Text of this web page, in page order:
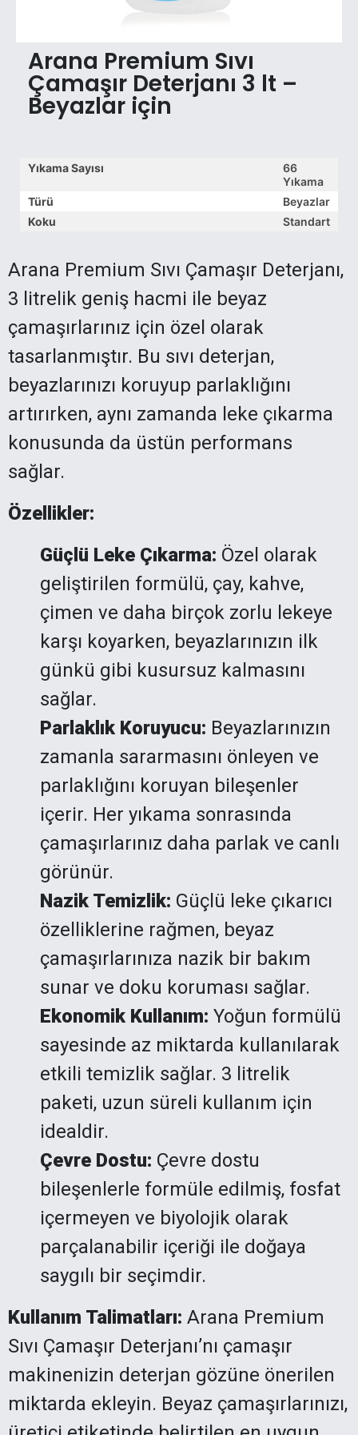
Arana Premium Sıvı
Çamaşır Deterjanı 3 lt –
Beyazlar için
Yıkama Sayısı
66
Yıkama
Türü
Beyazlar
Koku
Standart
Arana Premium Sıvı Çamaşır Deterjanı,
3 litrelik geniş hacmi ile beyaz
çamaşırlarınız için özel olarak
tasarlanmıştır. Bu sıvı deterjan,
beyazlarınızı koruyup parlaklığını
artırırken, aynı zamanda leke çıkarma
konusunda da üstün performans
sağlar.
Özellikler:
Güçlü Leke Çıkarma: Özel olarak
geliştirilen formülü, çay, kahve,
çimen ve daha birçok zorlu lekeye
karşı koyarken, beyazlarınızın ilk
günkü gibi kusursuz kalmasını
sağlar.
Parlaklık Koruyucu: Beyazlarınızın
zamanla sararmasını önleyen ve
parlaklığını koruyan bileşenler
içerir. Her yıkama sonrasında
çamaşırlarınız daha parlak ve canlı
görünür.
Nazik Temizlik: Güçlü leke çıkarıcı
özelliklerine rağmen, beyaz
çamaşırlarınıza nazik bir bakım
sunar ve doku koruması sağlar.
Ekonomik Kullanım: Yoğun formülü
sayesinde az miktarda kullanılarak
etkili temizlik sağlar. 3 litrelik
paketi, uzun süreli kullanım için
idealdir.
Çevre Dostu: Çevre dostu
bileşenlerle formüle edilmiş, fosfat
içermeyen ve biyolojik olarak
parçalanabilir içeriği ile doğaya
saygılı bir seçimdir.
Kullanım Talimatları: Arana Premium
Sıvı Çamaşır Deterjanı’nı çamaşır
makinenizin deterjan gözüne önerilen
miktarda ekleyin. Beyaz çamaşırlarınızı,